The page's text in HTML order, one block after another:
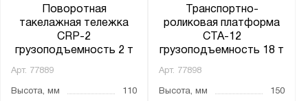
Поворотная
такелажная тележка
CRP-2
грузоподъемность 2 т
Арт. 77889
Высота, мм
110
Транспортно-
роликовая платформа
CTA-12
грузоподъемность 18 т
Арт. 77898
Высота, мм
150
Грузоподъёмность тележки, кг:
от